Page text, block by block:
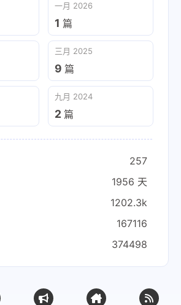
一月 2026
1 篇
三月 2025
9 篇
九月 2024
2 篇
257
1956 天
1202.3k
167116
374498